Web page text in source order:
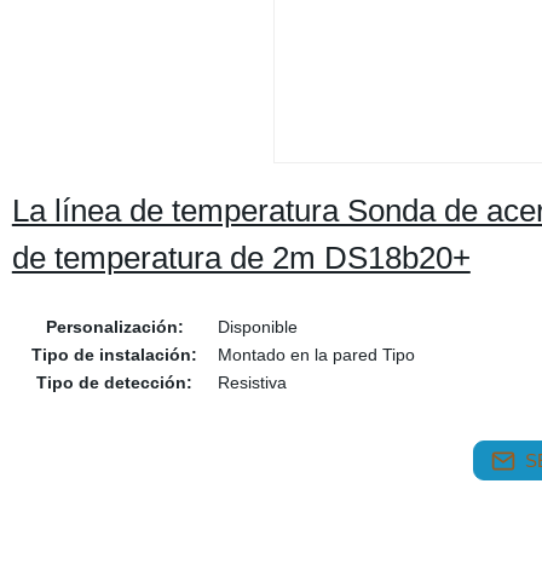
La línea de temperatura Sonda de
de temperatura de 2m DS18b20+
Personalización:
Disponible
Tipo de instalación:
Montado en la pared Tipo
Tipo de detección:
Resistiva